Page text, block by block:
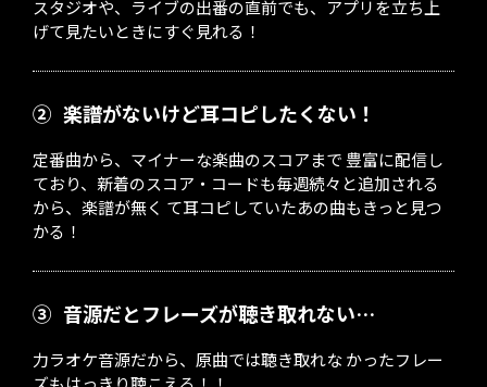
スタジオや、ライブの出番の直前でも、アプリを立ち上
げて見たいときにすぐ見れる！
② 楽譜がないけど耳コピしたくない！
定番曲から、マイナーな楽曲のスコアまで 豊富に配信し
ており、新着のスコア・コードも毎週続々と追加される
から、楽譜が無く て耳コピしていたあの曲もきっと見つ
かる！
③ 音源だとフレーズが聴き取れない…
力ラオケ音源だから、原曲では聴き取れな かったフレー